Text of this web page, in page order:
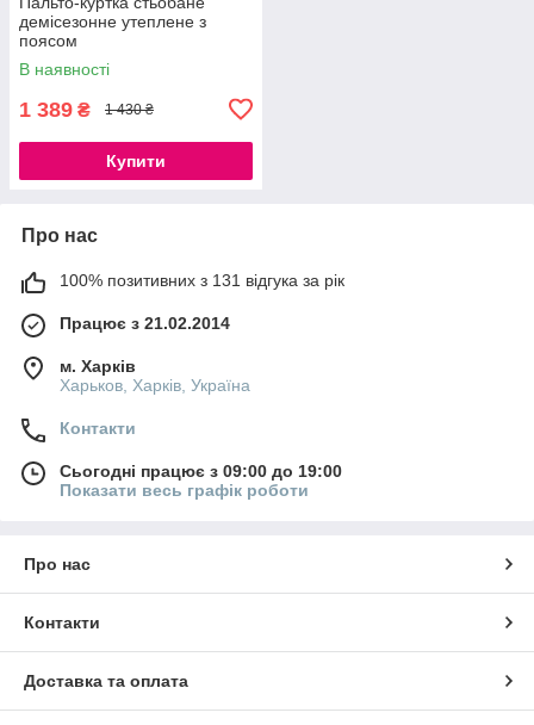
демісезонне утеплене з
поясом
В наявності
1 389 ₴ 1 430 ₴
Купити
Про нас
100% позитивних з 131 відгука за рік
Працює з 21.02.2014
м. Харків
Харьков, Харків, Україна
Контакти
Сьогодні працює з 09:00 до 19:00
Показати весь графік роботи
Про нас
Контакти
Доставка та оплата